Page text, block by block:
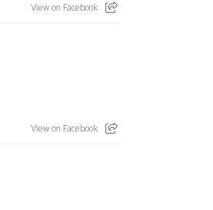
View on Facebook
View on Facebook